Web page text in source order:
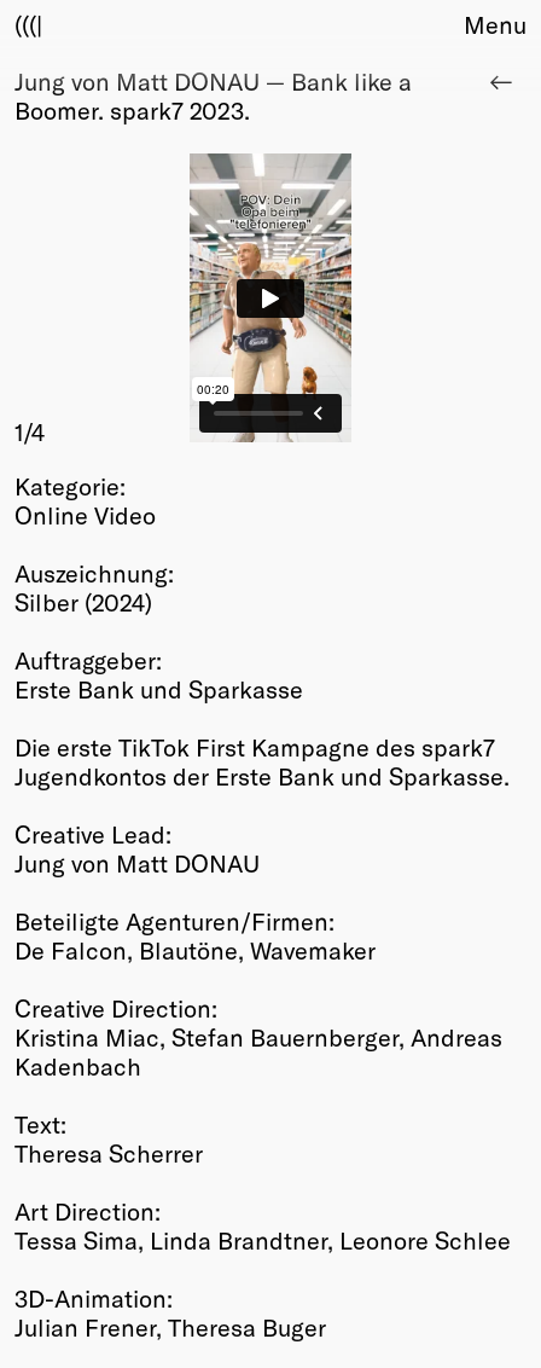
(((|
About
Club
Info
Young Creatives
Friends of Creativity
Winners
2026
Annual
Menu
Jung von Matt DONAU — Bank like a
Boomer. spark7 2023.
1/4
Kategorie:
Online Video
Auszeichnung:
Silber (2024)
Auftraggeber:
Erste Bank und Sparkasse
Die erste TikTok First Kampagne des spark7
Jugendkontos der Erste Bank und Sparkasse.
Creative Lead:
Jung von Matt DONAU
Beteiligte Agenturen/Firmen:
De Falcon, Blautöne, Wavemaker
Creative Direction:
Kristina Miac, Stefan Bauernberger, Andreas
Kadenbach
Text:
Theresa Scherrer
Art Direction:
Tessa Sima, Linda Brandtner, Leonore Schlee
3D-Animation:
Julian Frener, Theresa Buger